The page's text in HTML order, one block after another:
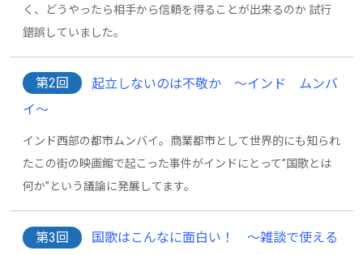
く、どうやったら相手から信頼を得ることが出来るのか 試行
錯誤していました。
第2回
起立しないのは不敬か ～インド ムンバ
イ～
インド西部の都市ムンバイ。商業都市として世界的にも知られ
たこの街の映画館で起こった事件がインドにとって”国歌とは
何か”という議論に発展してます。
第3回
国歌はこんなに面白い！ ～雑談で使える